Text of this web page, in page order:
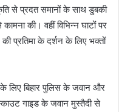
से प्रदत समानों के साथ डुबकी
की। वहीं विभिन्न घाटों पर
प्रतिमा के दर्शन के लिए भक्तों
लिए बिहार पुलिस के जवान और
गाइड के जवान मुस्तैदी से